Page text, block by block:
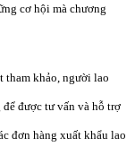
cơ hội mà chương
tham khảo, người lao
được tư vấn và hỗ trợ
đơn hàng xuất khẩu lao